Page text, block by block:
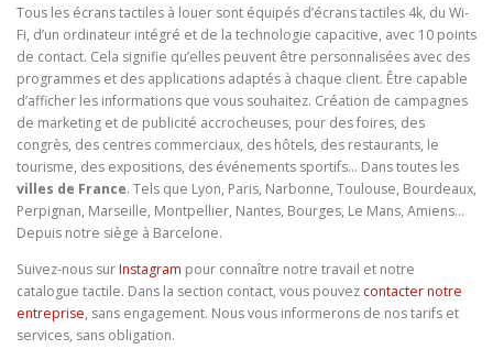
Tous les écrans tactiles à louer sont équipés d’écrans tactiles 4k, du Wi-
Fi, d’un ordinateur intégré et de la technologie capacitive, avec 10 points
de contact. Cela signifie qu’elles peuvent être personnalisées avec des
programmes et des applications adaptés à chaque client. Être capable
d’afficher les informations que vous souhaitez. Création de campagnes
de marketing et de publicité accrocheuses, pour des foires, des
congrès, des centres commerciaux, des hôtels, des restaurants, le
tourisme, des expositions, des événements sportifs… Dans toutes les
villes de France. Tels que Lyon, Paris, Narbonne, Toulouse, Bourdeaux,
Perpignan, Marseille, Montpellier, Nantes, Bourges, Le Mans, Amiens…
Depuis notre siège à Barcelone.
Suivez-nous surInstagram pour connaître notre travail et notre
catalogue tactile. Dans la section contact, vous pouvez contacter notre
entreprise, sans engagement. Nous vous informerons de nos tarifs et
services, sans obligation.